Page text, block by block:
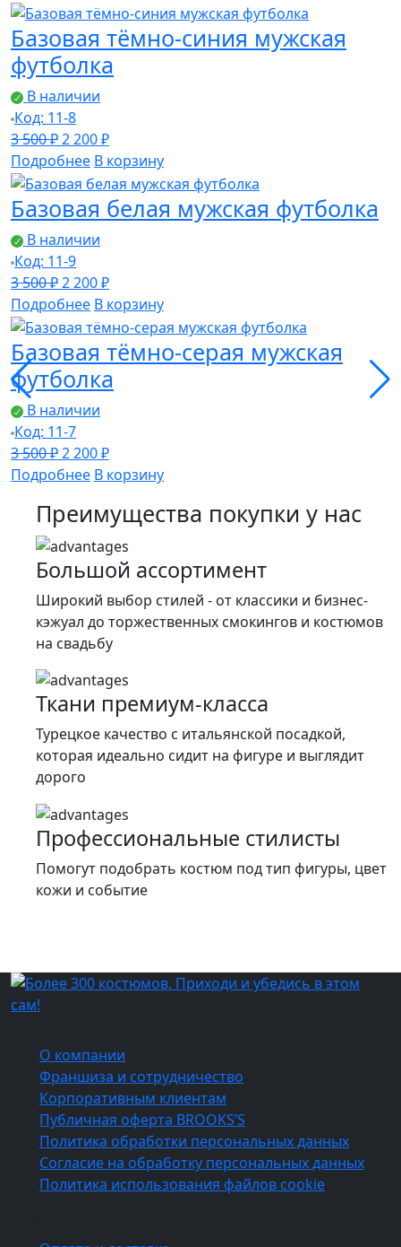
составляла
3
500 ₽.
2
200 ₽.
Базовая тёмно-синия мужская
футболка
В наличии
Код: 11-8
3 500₽Первоначальная
цена
составляла
3
500 ₽.
2 200₽Текущая
цена:
2
200 ₽.
Подробнее В корзину
Базовая белая мужская футболка
В наличии
Код: 11-9
3 500₽ Первоначальная
цена
составляла
3
500 ₽.
2 200₽Текущая
цена:
2
200 ₽.
Подробнее В корзину
Базовая тёмно-серая мужская
футболка
В наличии
Код: 11-7
3 500₽ Первоначальная
цена
3
500 ₽.
2 200₽Текущая
цена:
200 ₽.
Подробнее В корзину
Преимущества покупки у нас
Большой ассортимент
Широкий выбор стилей - от классики и бизнес-
кэжуал до торжественных смокингов и костюмов
на свадьбу
Ткани премиум-класса
Турецкое качество c итальянской посадкой,
которая идеально сидит на фигуре и выглядит
дорого
Профессиональные стилисты
Помогут подобрать костюм под тип фигуры, цвет
кожи и событие
О компании
Франшиза и сотрудничество
Корпоративным клиентам
Публичная оферта BROOKS’S
Политика обработки персональных данных
Согласие на обработку персональных данных
Политика использования файлов cookie